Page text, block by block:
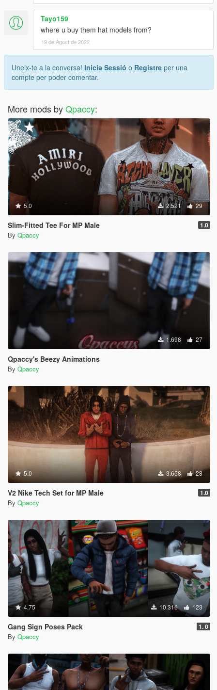
Tayo159
where u buy them hat models from?
19 de Agost de 2022
Uneix-te a la conversa! Inicia Sessió o Registre per una
compte per poder comentar.
More mods byQpaccy:
5.0 2.521 29
Slim-Fitted Tee For MP Male 1.0
By Qpaccy
1.698 27
Qpaccy's Beezy Animations
By Qpaccy
5.0 3.658 28
V2 Nike Tech Set for MP Male 1.0
By Qpaccy
4.75 10.316 123
Gang Sign Poses Pack 1. 0
By Qpaccy